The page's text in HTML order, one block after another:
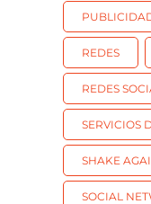
REDES
REDES
SERVICIOS
SHAKE
SOCIAL